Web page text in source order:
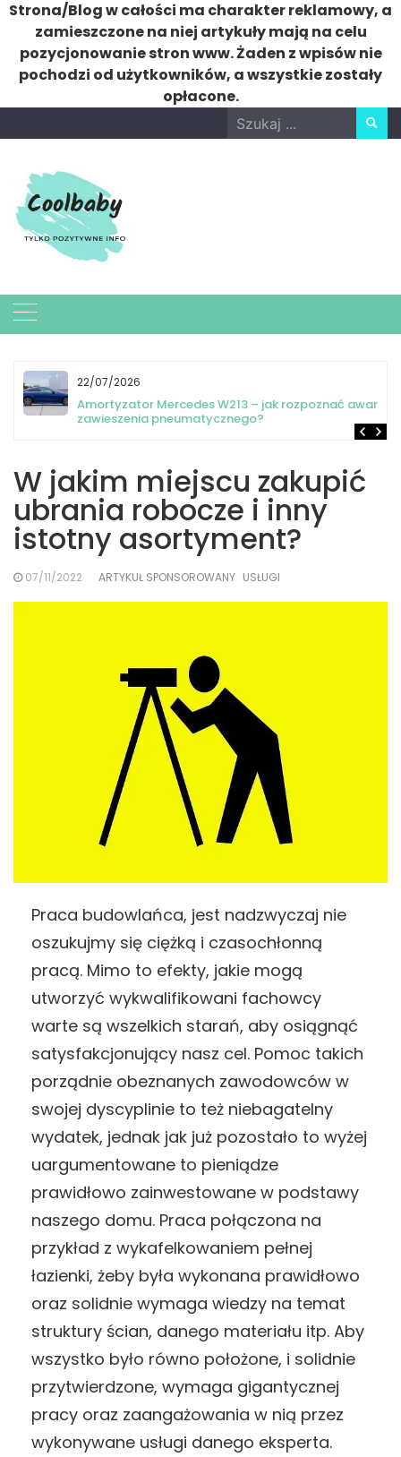
Strona/Blog w całości ma charakter reklamowy, a
zamieszczone na niej artykuły mają na celu
pozycjonowanie stron www. Żaden z wpisów nie
pochodzi od użytkowników, a wszystkie zostały
opłacone.
to
Search
for:
22/07/2026
Amortyzator Mercedes W213 – jak rozpoznać awarię
zawieszenia pneumatycznego?
W jakim miejscu zakupić
ubrania robocze i inny
istotny asortyment?
07/11/2022 ARTYKUŁ SPONSOROWANY USŁUGI
Praca budowlańca, jest nadzwyczaj nie
oszukujmy się ciężką i czasochłonną
pracą. Mimo to efekty, jakie mogą
utworzyć wykwalifikowani fachowcy
warte są wszelkich starań, aby osiągnąć
satysfakcjonujący nasz cel. Pomoc takich
porządnie obeznanych zawodowców w
swojej dyscyplinie to też niebagatelny
wydatek, jednak jak już pozostało to wyżej
uargumentowane to pieniądze
prawidłowo zainwestowane w podstawy
naszego domu. Praca połączona na
przykład z wykafelkowaniem pełnej
łazienki, żeby była wykonana prawidłowo
oraz solidnie wymaga wiedzy na temat
struktury ścian, danego materiału itp. Aby
wszystko było równo położone, i solidnie
przytwierdzone, wymaga gigantycznej
pracy oraz zaangażowania w nią przez
wykonywane usługi danego eksperta.